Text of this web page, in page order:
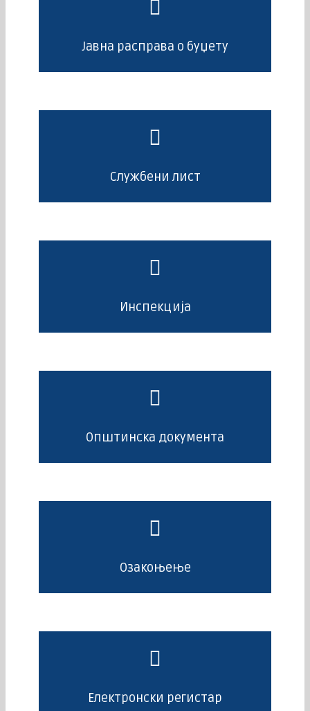
Јавна расправа о буџету
Службени лист
Инспекција
Општинска документа
Озакоњење
Електронски регистар